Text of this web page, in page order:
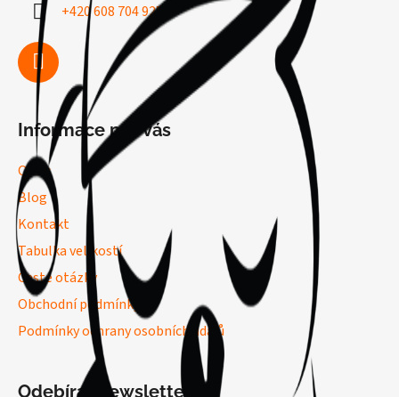
+420 608 704 925
Informace pro vás
O nás
Blog
Kontakt
Tabulka velikostí
Časté otázky
Obchodní podmínky
Podmínky ochrany osobních údajů
Odebírat newsletter